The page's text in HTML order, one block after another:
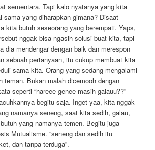
sementara. Tapi kalo nyatanya yang kita
sama yang diharapkan gimana? Disaat
kita butuh seseorang yang berempati. Yaps,
nggak bisa ngasih solusi buat kita, tapi
dia mendengar dengan baik dan merespon
sebuah pertanyaan, itu cukup membuat kita
sama kita. Orang yang sedang mengalami
teman. Bukan malah dicemooh dengan
seperti “hareee genee masih galauu??”
begitu saja. Inget yaa, kita nggak
namanya seneng, saat kita sedih, galau,
yang namanya temen. Begitu juga
Mutualisme. “seneng dan sedih itu
dan tanpa terduga”.